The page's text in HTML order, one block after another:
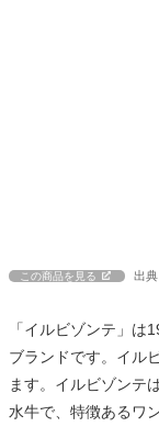
この商品を見る 出
「イルビゾンテ」は
ブランドです。イル
ます。イルビゾンテ
水牛で、特徴あるワ